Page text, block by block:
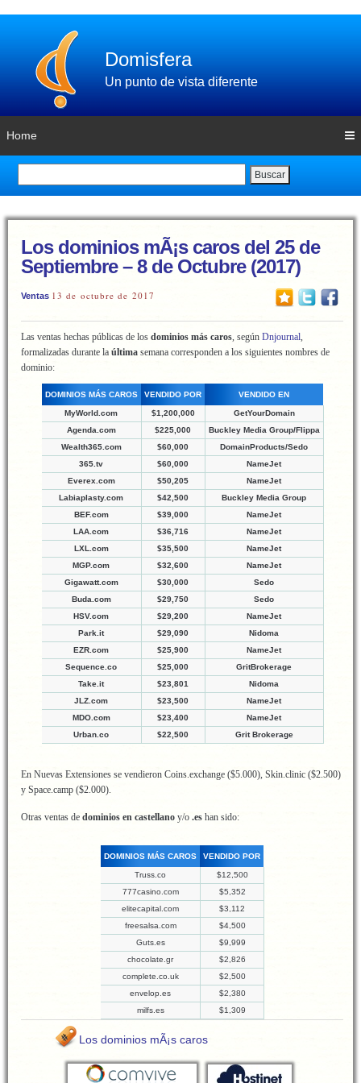
Domisfera
Un punto de vista diferente
Home
Buscar
Los dominios mÃ¡s caros del 25 de
Septiembre – 8 de Octubre (2017)
Ventas 13 de octubre de 2017
Las ventas hechas públicas de los dominios más caros, según Dnjournal,
formalizadas durante la última semana corresponden a los siguientes nombres de
dominio:
DOMINIOS MÁS CAROS VENDIDO POR VENDIDO EN
MyWorld.com $1,200,000
GetYourDomain
Agenda.com
$225,000
Buckley Media Group/Flippa
Wealth365.com
$60,000
DomainProducts/Sedo
365.tv
$60,000
NameJet
Everex.com
$50,205
NameJet
Labiaplasty.com
$42,500
Buckley Media Group
BEF.com
$39,000
NameJet
LAA.com
$36,716
NameJet
LXL.com
$35,500
NameJet
MGP.com
$32,600
NameJet
Gigawatt.com
$30,000
Sedo
Buda.com
$29,750
Sedo
HSV.com
$29,200
NameJet
Park.it
$29,090
Nidoma
EZR.com
$25,900
NameJet
Sequence.co
$25,000
GritBrokerage
Take.it
$23,801
Nidoma
JLZ.com
$23,500
NameJet
MDO.com
$23,400
NameJet
Urban.co
$22,500 Grit Brokerage
En Nuevas Extensiones se vendieron Coins.exchange ($5.000), Skin.clinic ($2.500)
y Space.camp ($2.000).
Otras ventas de dominios en castellano y/o .es han sido:
DOMINIOS MÁS CAROS VENDIDO POR
Truss.co
$12,500
777casino.com
$5,352
elitecapital.com
$3,112
freesalsa.com
$4,500
Guts.es
$9,999
chocolate.gr
$2,826
complete.co.uk
$2,500
envelop.es
$2,380
milfs.es
$1,309
Los dominios mÃ¡s caros